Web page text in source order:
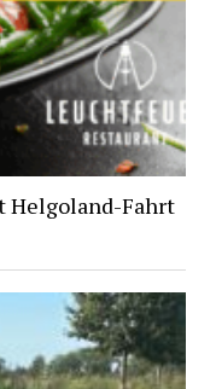
Helgoland-Fahrt